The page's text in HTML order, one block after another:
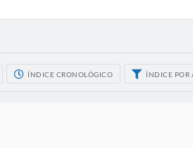
ÍNDICE CRONOLÓGICO ÍNDICE POR